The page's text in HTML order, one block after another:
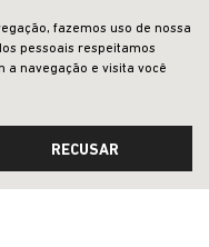
fazemos uso de nossa
pessoais respeitamos
a navegação e visita você
RECUSAR